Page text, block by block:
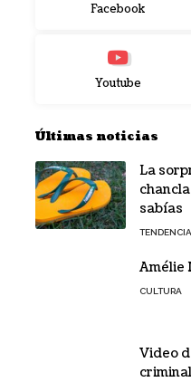
Facebook
Youtube
Últimas noticias
La
sabías
Amélie
CULTURA
Video